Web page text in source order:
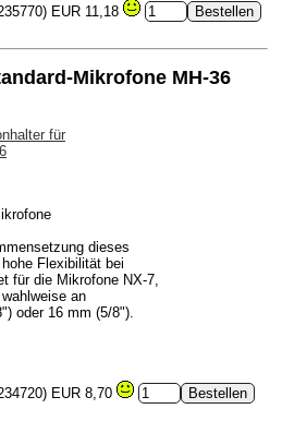
EUR 11,18
Mikrofone MH-36
dieses
Flexibilität bei
für die Mikrofone NX-7,
an
oder 16 mm (5/8").
EUR 8,70